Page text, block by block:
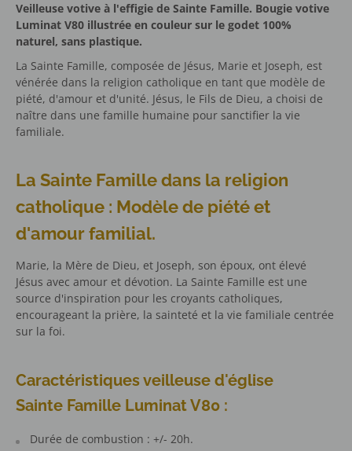
Veilleuse votive à l'effigie de Sainte Famille. Bougie votive
Luminat V80 illustrée en couleur sur le godet 100%
naturel, sans plastique.
La Sainte Famille, composée de Jésus, Marie et Joseph, est
vénérée dans la religion catholique en tant que modèle de
piété, d'amour et d'unité. Jésus, le Fils de Dieu, a choisi de
naître dans une famille humaine pour sanctifier la vie
familiale.
La Sainte Famille dans la religion
catholique : Modèle de piété et
d'amour familial.
Marie, la Mère de Dieu, et Joseph, son époux, ont élevé
Jésus avec amour et dévotion. La Sainte Famille est une
source d'inspiration pour les croyants catholiques,
encourageant la prière, la sainteté et la vie familiale centrée
sur la foi.
Caractéristiques veilleuse d'église
Sainte Famille Luminat V80 :
Durée de combustion : +/- 20h.